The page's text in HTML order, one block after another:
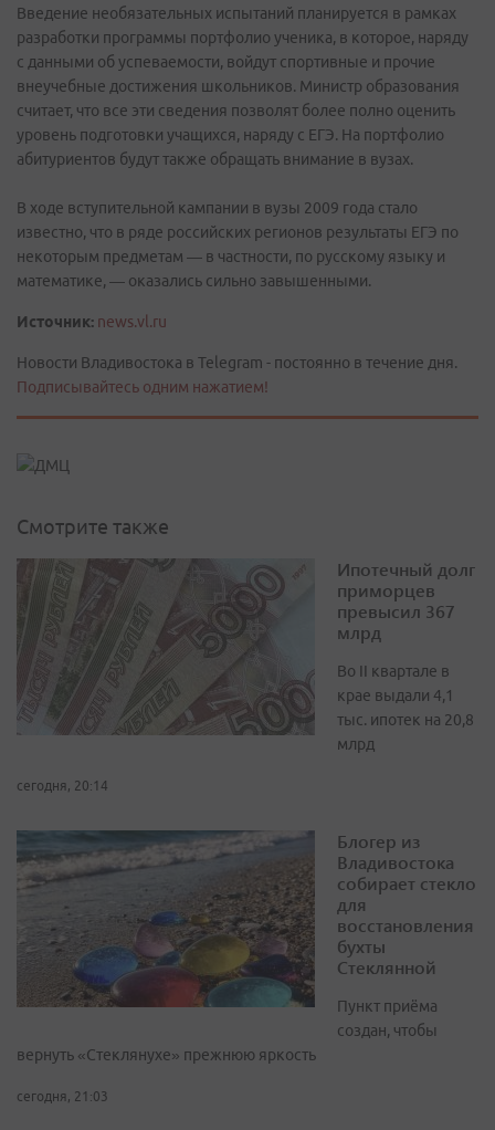
Введение необязательных испытаний планируется в рамках
разработки программы портфолио ученика, в которое, наряду
с данными об успеваемости, войдут спортивные и прочие
внеучебные достижения школьников. Министр образования
считает, что все эти сведения позволят более полно оценить
уровень подготовки учащихся, наряду с ЕГЭ. На портфолио
абитуриентов будут также обращать внимание в вузах.
В ходе вступительной кампании в вузы 2009 года стало
известно, что в ряде российских регионов результаты ЕГЭ по
некоторым предметам — в частности, по русскому языку и
математике, — оказались сильно завышенными.
Источник: news.vl.ru
Новости Владивостока в Telegram - постоянно в течение дня.
Подписывайтесь одним нажатием!
Смотрите также
Ипотечный долг
приморцев
превысил 367
млрд
Во II квартале в
крае выдали 4,1
тыс. ипотек на 20,8
млрд
сегодня, 20:14
Блогер из
Владивостока
собирает стекло
для
восстановления
бухты
Стеклянной
Пункт приёма
создан, чтобы
вернуть «Стеклянухе» прежнюю яркость
сегодня, 21:03